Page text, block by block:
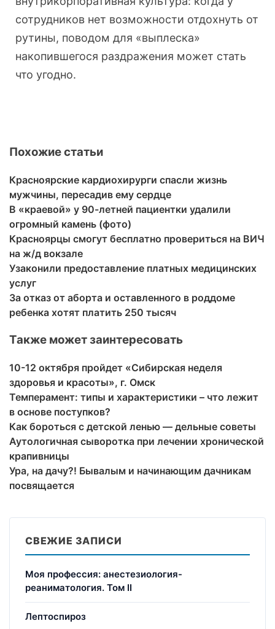
сотрудников нет возможности отдохнуть от
рутины, поводом для «выплеска»
накопившегося раздражения может стать
что угодно.
Похожие статьи
Красноярские кардиохирурги спасли жизнь
мужчины, пересадив ему сердце
В «краевой» у 90-летней пациентки удалили
огромный камень (фото)
Красноярцы смогут бесплатно провериться на ВИЧ
на ж/д вокзале
Узаконили предоставление платных медицинских
услуг
За отказ от аборта и оставленного в роддоме
ребенка хотят платить 250 тысяч
Также может заинтересовать
10-12 октября пройдет «Сибирская неделя
здоровья и красоты», г. Омск
Темперамент: типы и характеристики – что лежит
в основе поступков?
Как бороться с детской ленью — дельные советы
Аутологичная сыворотка при лечении хронической
крапивницы
Ура, на дачу?! Бывалым и начинающим дачникам
посвящается
СВЕЖИЕ ЗАПИСИ
Моя профессия: анестезиология-
реаниматология. Том II
Лептоспироз